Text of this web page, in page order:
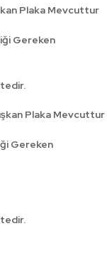
Plaka Mevcuttur
Gereken
Plaka Mevcuttur
Gereken